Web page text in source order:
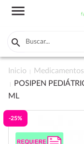
menu

Inicio
POSIPEN
ML
-25%